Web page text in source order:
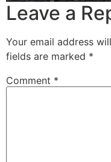
Leave a
Your email address
fields are marked *
Comment *